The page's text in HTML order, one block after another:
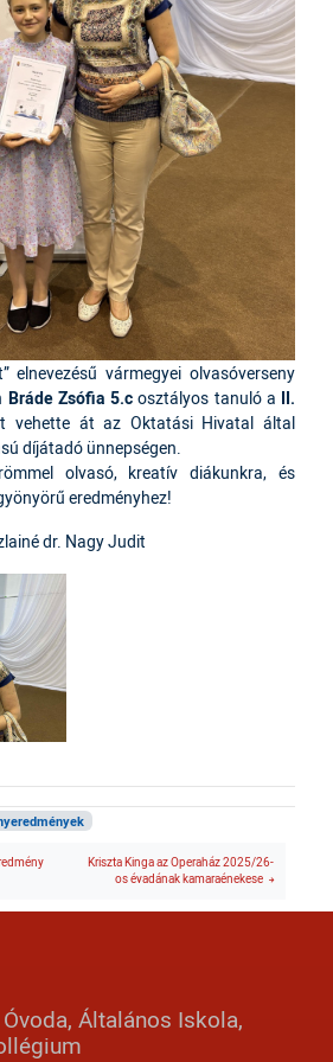
elnevezésű vármegyei olvasóverseny
Bráde Zsófia 5.c osztályos tanuló a II.
vehette át az Oktatási Hivatal által
díjátadó ünnepségen.
olvasó, kreatív diákunkra, és
eredményhez!
dr. Nagy Judit
Kriszta Kinga az Operaház 2025/26-
os évadának kamaraénekese
Általános Iskola,